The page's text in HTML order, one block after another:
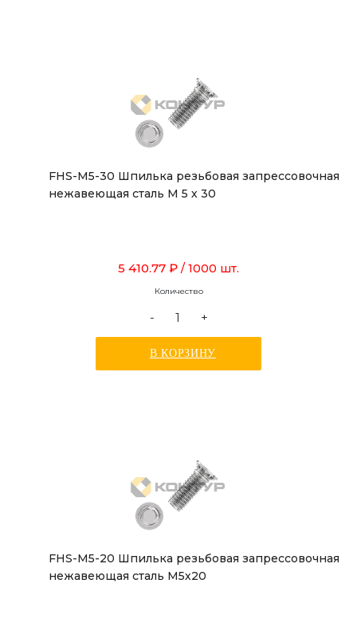
FHS-M5-30 Шпилька резьбовая запрессовочная
нежавеющая сталь М 5 х 30
5 410.77 ₽ / 1000 шт.
Количество
- +
В КОРЗИНУ
FHS-M5-20 Шпилька резьбовая запрессовочная
нежавеющая сталь М5х20